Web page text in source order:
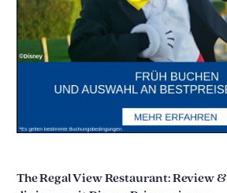
The Regal View Restaurant: Review &